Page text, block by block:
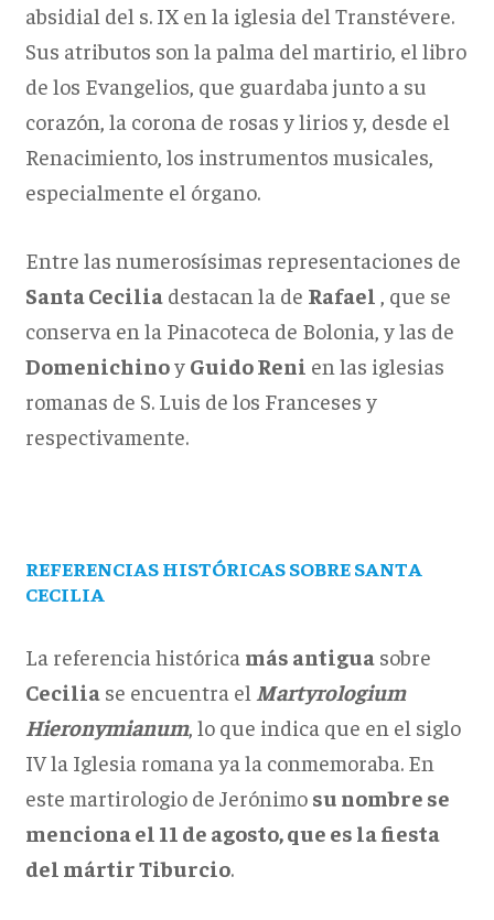
absidial del s. IX en la iglesia del Transtévere.
Sus atributos son la palma del martirio, el libro
de los Evangelios, que guardaba junto a su
corazón, la corona de rosas y lirios y, desde el
Renacimiento, los instrumentos musicales,
especialmente el órgano.
Entre las numerosísimas representaciones de
Santa Ceciliadestacan la de Rafael , que se
conserva en la Pinacoteca de Bolonia, y las de
Domenichinoy Guido Reni en las iglesias
romanas de S. Luis de los Franceses y
respectivamente.
REFERENCIAS HISTÓRICAS SOBRE SANTA
CECILIA
La referencia histórica más antiguasobre
Ceciliase encuentra el Martyrologium
Hieronymianum, lo que indica que en el siglo
IV la Iglesia romana ya la conmemoraba. En
este martirologio de Jerónimo su nombre se
menciona el 11 de agosto, que es la fiesta
del mártir Tiburcio.